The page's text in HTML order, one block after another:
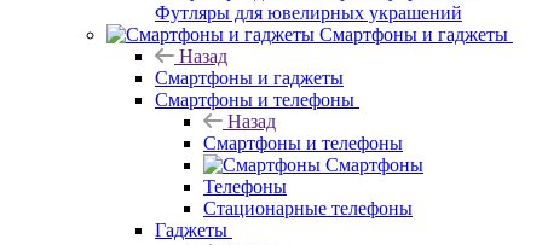
Футляры для ювелирных украшений
Смартфоны и гаджеты
Назад
Смартфоны и гаджеты
Смартфоны и телефоны
Назад
Смартфоны и телефоны
Смартфоны
Телефоны
Стационарные телефоны
Гаджеты